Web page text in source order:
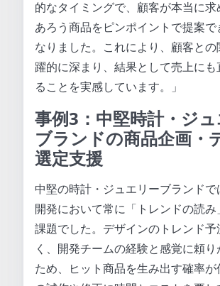
的なタイミングで、顧客が本当に求
あろう商品をピンポイントで提案で
なりました。これにより、顧客との
躍的に深まり、結果として売上にも
ることを実感しています。」
事例3：中堅時計・ジ
ブランドの商品企画・
選定支援
中堅の時計・ジュエリーブランドで
開発において常に「トレンドの読み
課題でした。デザインのトレンド予
く、開発チームの経験と感覚に頼り
ため、ヒット商品を生み出す確率が